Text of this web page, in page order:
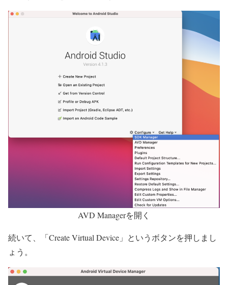
AVD Managerを開く
続いて、
「Create Virtual Device」というボタンを押しまし
ょう。